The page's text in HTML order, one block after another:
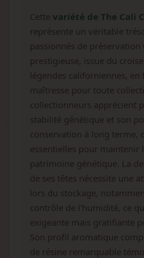
Cette variété de The Cali
représente un véritable
passionnés de préservation
prestigieuse, issue du
légendes californiennes, en
maîtresse pour toute
collectionneurs apprécient
stabilité génétique et son
conservation à long terme,
essentielles pour maintenir
patrimoine génétique. La
de ses têtes nécessite une
lors du stockage,
contrôle de l'humidité, ce
exigeante mais gratifiante
Son profil aromatique
de résine remarquable